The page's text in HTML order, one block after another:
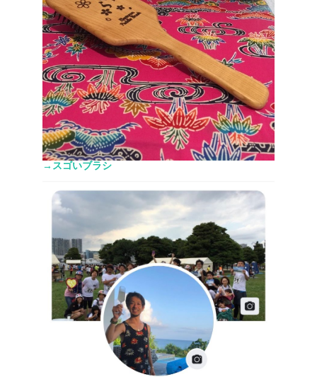
→スゴいブラシ